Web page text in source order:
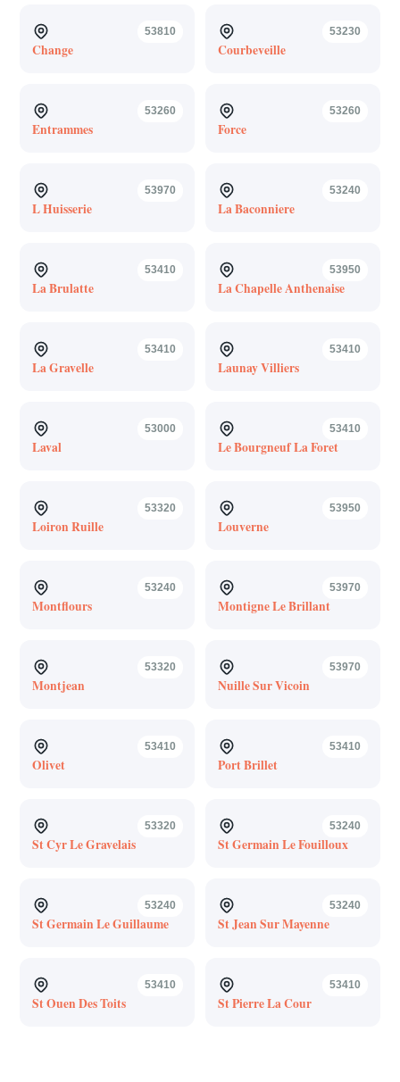
53810
Change
53230
Courbeveille
53260
Entrammes
53260
Force
53970
L Huisserie
53240
La Baconniere
53410
La Brulatte
53950
La Chapelle Anthenaise
53410
La Gravelle
53410
Launay Villiers
53000
Laval
53410
Le Bourgneuf La Foret
53320
Loiron Ruille
53950
Louverne
53240
Montflours
53970
Montigne Le Brillant
53320
Montjean
53970
Nuille Sur Vicoin
53410
Olivet
53410
Port Brillet
53320
St Cyr Le Gravelais
53240
St Germain Le Fouilloux
53240
St Germain Le Guillaume
53240
St Jean Sur Mayenne
53410
St Ouen Des Toits
53410
St Pierre La Cour